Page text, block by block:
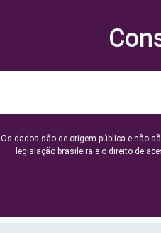
Os dados são de origem pública e não
legislação brasileira e o direito de